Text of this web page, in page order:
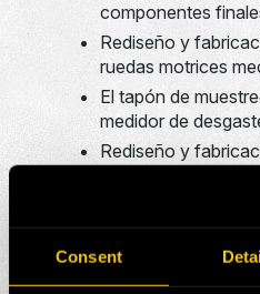
Consent
componentes
Rediseño y
ruedas motrices
El tapón de
medidor de
Rediseño y
Sistemas de
collar Birrana™